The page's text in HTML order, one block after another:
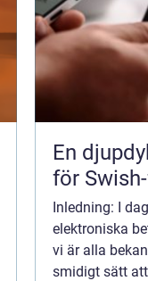
En
för
Inledning: I
elektroniska
vi är alla
smidigt sätt